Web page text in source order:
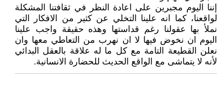
إننا اليوم مجبرين على اعادة النظر في ثقافتنا المشكلة
لواقعنا، كما انه علينا التخلي عن كثير من الافكار التي
نملأ بها عقولنا رغم قداستها وهذه حقيقة واجب علينا
اليوم ان نخوض فيها لا ان نهرب من التعاطي معها وان
نعلن القطيعة التامة مع كل ما له علاقة بالعقل البدائي
لأنه لا يتماشى مع الواقع الحديث للحضارة الانسانية.